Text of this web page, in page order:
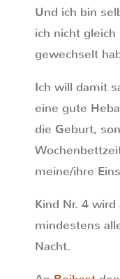
Und ich bin
ich nicht
gewechselt
Ich will damit
eine gute
die Geburt,
meine/ihre
Kind Nr. 4
mindestens
Nacht.